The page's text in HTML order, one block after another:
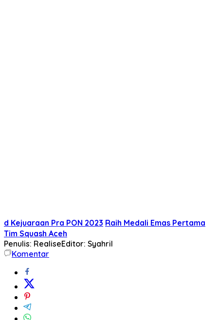
d Kejuaraan Pra PON 2023 Raih Medali Emas Pertama
Tim Squash Aceh
Penulis: RealiseEditor: Syahril
Komentar